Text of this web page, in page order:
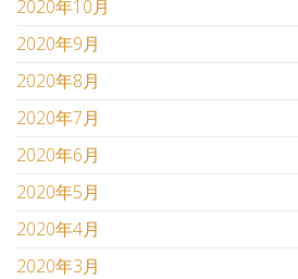
2020年10月
2020年9月
2020年8月
2020年7月
2020年6月
2020年5月
2020年4月
2020年3月